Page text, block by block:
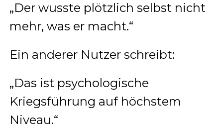
„Der wusste plötzlich selbst nicht
mehr, was er macht.“
Ein anderer Nutzer schreibt:
„Das ist psychologische
Kriegsführung auf höchstem
Niveau.“